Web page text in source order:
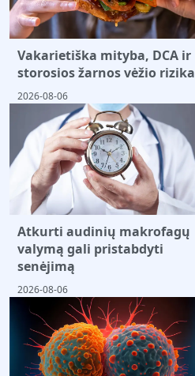
Vakarietiška mityba, DCA ir
storosios žarnos vėžio rizika
2026-08-06
Atkurti audinių makrofagų
valymą gali pristabdyti
senėjimą
2026-08-06